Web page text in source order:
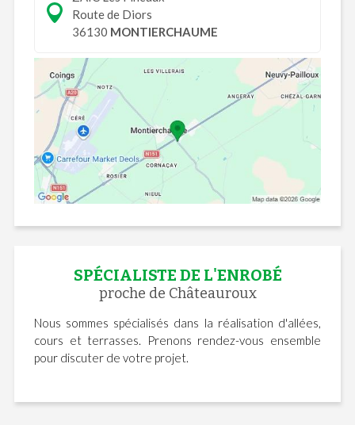
Route de Diors
36130 MONTIERCHAUME
SPÉCIALISTE DE L'ENROBÉ
proche de Châteauroux
Nous sommes spécialisés dans la réalisation d'allées,
cours et terrasses. Prenons rendez-vous ensemble
pour discuter de votre projet.